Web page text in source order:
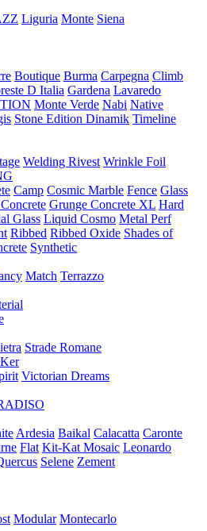
Liguria Monte Siena
Boutique Burma Carpegna Climb
D Italia Gardena Lavaredo
Monte Verde Nabi Native
Stone Edition Dinamik Timeline
Welding Rivest Wrinkle Foil
Camp Cosmic Marble Fence Glass
Grunge Concrete XL Hard
Glass Liquid Cosmo Metal Perf
Ribbed Ribbed Oxide Shades of
Synthetic
Match Terrazzo
Strade Romane
Victorian Dreams
Ardesia Baikal Calacatta Caronte
Flat Kit-Kat Mosaic Leonardo
Selene Zement
Modular Montecarlo